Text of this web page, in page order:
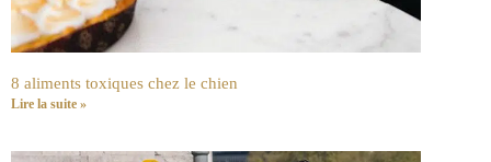
8 aliments toxiques chez le chien
Lire la suite »